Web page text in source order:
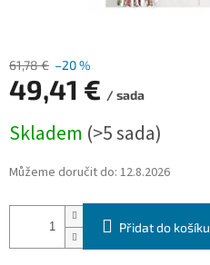
61,78 € –20 %
49,41 € / sada
cena:
Skladem (>5 sada)
Můžeme doručit do: 12.8.2026
Přidat do košíku